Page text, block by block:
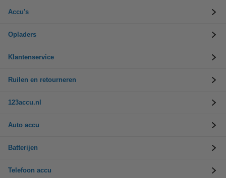
Accu's
Opladers
Klantenservice
Ruilen en retourneren
123accu.nl
Auto accu
Batterijen
Telefoon accu